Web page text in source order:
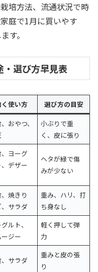
培方法、流通状況で時
庭で1月に買いやす
す。
・選び方早見表
く使い方 選び方の目安
おやつ、
小ぶりで重
く、皮に張り
ヨーグ
デザー
ヘタが緑で傷
みが少ない
焼きり
サラダ
重み、ハリ、打
ち身なし
ルト、
ジー
軽く押して弾
力
サラダ
重みと皮の張
り